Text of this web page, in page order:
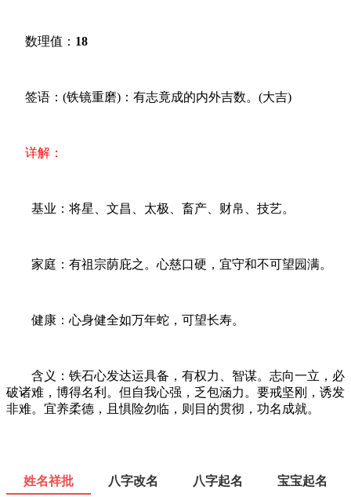
数理值： 18
签语：(铁镜重磨)：有志竟成的内外吉数。(大吉)
详解：
基业：将星、文昌、太极、畜产、财帛、技艺。
家庭：有祖宗荫庇之。心慈口硬，宜守和不可望园满。
健康：心身健全如万年蛇，可望长寿。
含义：铁石心发达运具备，有权力、智谋。志向一立，必
破诸难，博得名利。但自我心强，乏包涵力。要戒坚刚，诱发
非难。宜养柔德，且惧险勿临，则目的贯彻，功名成就。
姓名祥批 八字改名 八字起名 宝宝起名